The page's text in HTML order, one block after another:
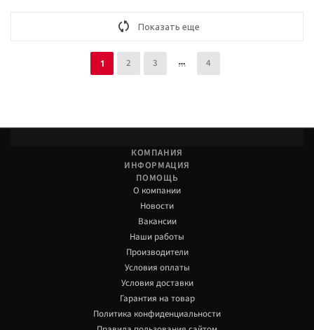
Показать еще
1 2 3 4
КОМПАНИЯ
ИНФОРМАЦИЯ
ПОМОЩЬ
О компании
Новости
Вакансии
Наши работы
Производители
Условия оплаты
Условия доставки
Гарантия на товар
Политика конфиденциальности